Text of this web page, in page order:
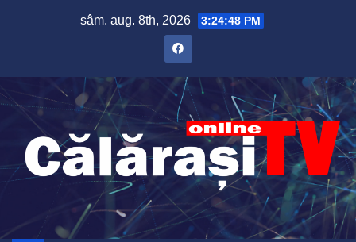
sâm. aug. 8th, 2026 3:24:49 PM